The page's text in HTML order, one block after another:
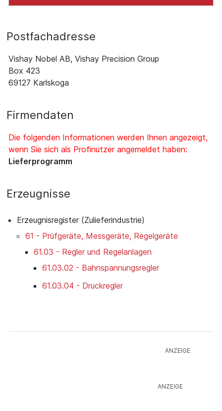
Postfachadresse
Vishay Nobel AB, Vishay Precision Group
Box 423
69127 Karlskoga
Firmendaten
Die folgenden Informationen werden Ihnen angezeigt,
wenn Sie sich als Profinutzer angemeldet haben:
Lieferprogramm
Erzeugnisse
Erzeugnisregister (Zulieferindustrie)
61 - Prüfgeräte, Messgeräte, Regelgeräte
61.03 - Regler und Regelanlagen
61.03.02 - Bahnspannungsregler
61.03.04 - Druckregler